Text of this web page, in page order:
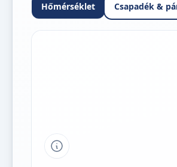
Hőmérséklet Csapadék &
Tipp a grafikon